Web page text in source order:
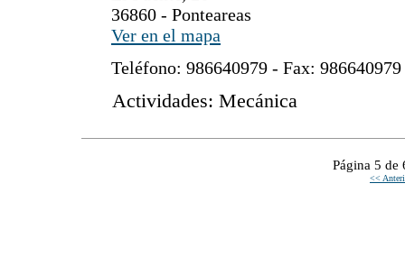
36860 - Ponteareas
Ver en el mapa
Teléfono: 986640979 - Fax: 986640979
Actividades: Mecánica
Página 5 de
<<